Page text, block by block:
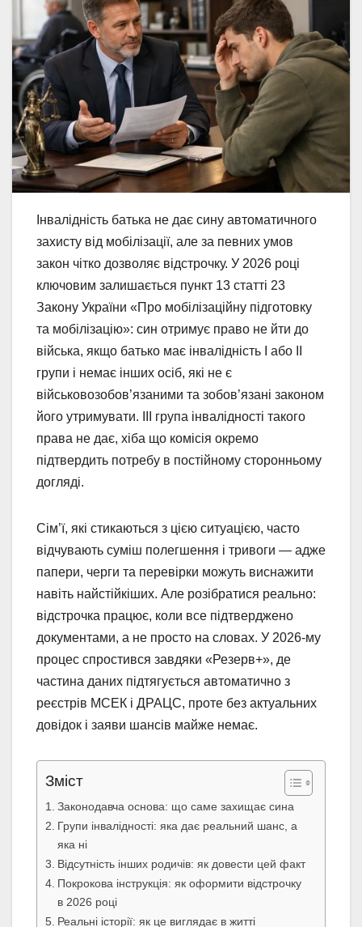
Інвалідність батька не дає сину автоматичного
захисту від мобілізації, але за певних умов
закон чітко дозволяє відстрочку. У 2026 році
ключовим залишається пункт 13 статті 23
Закону України «Про мобілізаційну підготовку
та мобілізацію»: син отримує право не йти до
війська, якщо батько має інвалідність I або II
групи і немає інших осіб, які не є
військовозобов’язаними та зобов’язані законом
його утримувати. III група інвалідності такого
права не дає, хіба що комісія окремо
підтвердить потребу в постійному сторонньому
догляді.
Сім’ї, які стикаються з цією ситуацією, часто
відчувають суміш полегшення і тривоги — адже
папери, черги та перевірки можуть виснажити
навіть найстійкіших. Але розібратися реально:
відстрочка працює, коли все підтверджено
документами, а не просто на словах. У 2026-му
процес спростився завдяки «Резерв+», де
частина даних підтягується автоматично з
реєстрів МСЕК і ДРАЦС, проте без актуальних
довідок і заяви шансів майже немає.
Зміст
Законодавча основа: що саме захищає сина
Групи інвалідності: яка дає реальний шанс, а
яка ні
Відсутність інших родичів: як довести цей факт
Покрокова інструкція: як оформити відстрочку
в 2026 році
Реальні історії: як це виглядає в житті